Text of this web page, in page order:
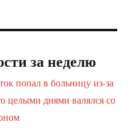
за неделю
попал в больницу из-за
целыми днями валялся со